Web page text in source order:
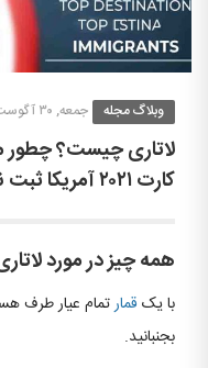
وبلاگ مجله جمعه, ۳۰ آگوست ۲۰۱۹
لاتاری چیست؟ چطور
کارت ۲۰۲۱ آمریکا ثبت نام کرد؟
همه چیز در مورد
با یک قمارتمام عیار طرف
بجنبانید.